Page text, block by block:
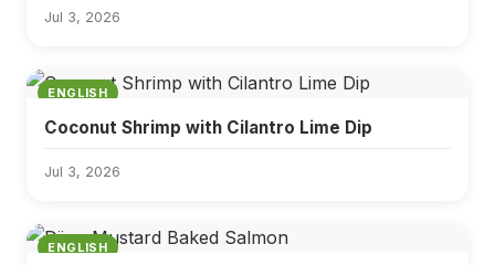
Jul 3, 2026
ENGLISH
Coconut Shrimp with Cilantro Lime Dip
Jul 3, 2026
ENGLISH